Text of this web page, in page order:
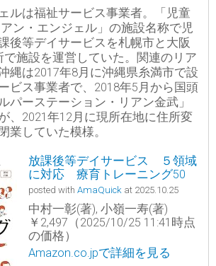
ルは福祉サービス事業者。「児童
ン・エンジェル」の施設名称で児
後等デイサービスを札幌市と大阪
で施設を運営していた。関連のリア
縄は2017年8月に沖縄県糸満市で設
ビス事業者で、2018年5月から国頭
パーステーション・リアン金武」
、2021年12月に現所在地に住所変
業していた模様。
放課後等デイサービス ５領域
に対応 療育トレーニング50
posted with AmaQuick at 2025.10.25
中村一彰(著), 小嶺一寿(著)
￥2,497（2025/10/25 11:41時点
の価格）
Amazon.co.jpで詳細を見る